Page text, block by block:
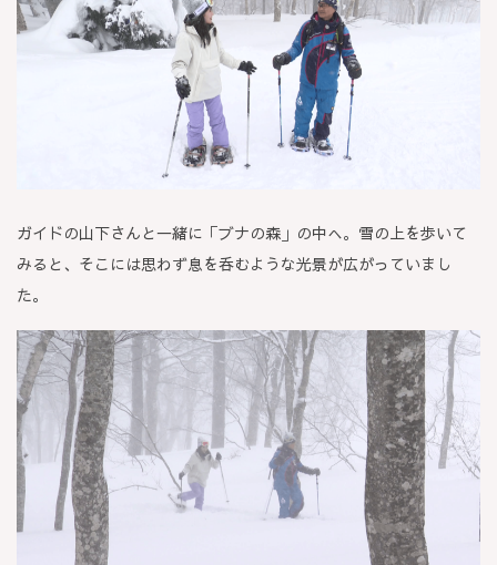
ガイドの山下さんと一緒に「ブナの森」の中へ。雪の上を歩いて
みると、そこには思わず息を呑むような光景が広がっていまし
た。